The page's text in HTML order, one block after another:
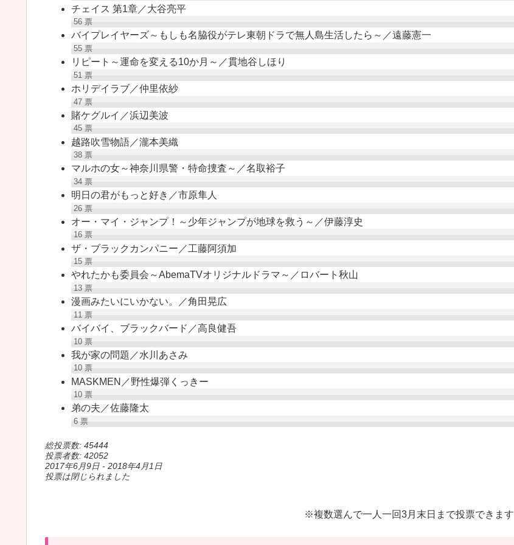
チェイス 第1章／大谷亮平
56票
バイプレイヤーズ～もしも名脇役がテレ東朝ドラで無人島生活したら～／遠藤憲一
55票
リピート～運命を変える10か月～／貫地谷しほり
51票
ホリデイラブ／仲里依紗
47票
賭ケグルイ／浜辺美波
45票
越路吹雪物語／瀧本美織
38票
マルホの女～神奈川県警・特命捜査～／名取裕子
34票
明日の君がもっと好き／市原隼人
26票
オー・マイ・ジャンプ！～少年ジャンプが地球を救う～／伊藤淳史
16票
ザ・ブラックカンパニー／工藤阿須加
15票
やれたかも委員会～AbemaTVオリジナルドラマ～／ロバート秋山
13票
漫画みたいにいかない。／角田晃広
11票
バイバイ、ブラックバード／高良健吾
10票
我が家の問題／水川あさみ
10票
MASKMEN／野性爆弾くっきー
10票
弟の夫／佐藤隆太
6票
総投票数: 45444
投票者数: 42052
2017年6月9日 - 2018年4月1日
投票は閉じられました
※複数選んで一人一回3月末日まで投票できます